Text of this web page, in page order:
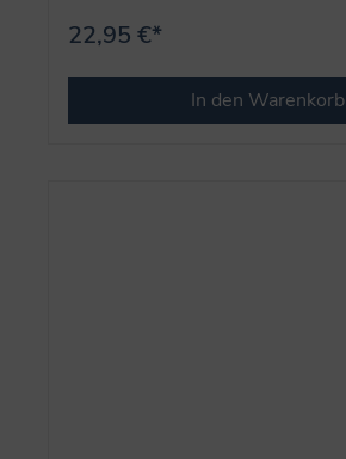
22,95 €*
In den Warenkorb